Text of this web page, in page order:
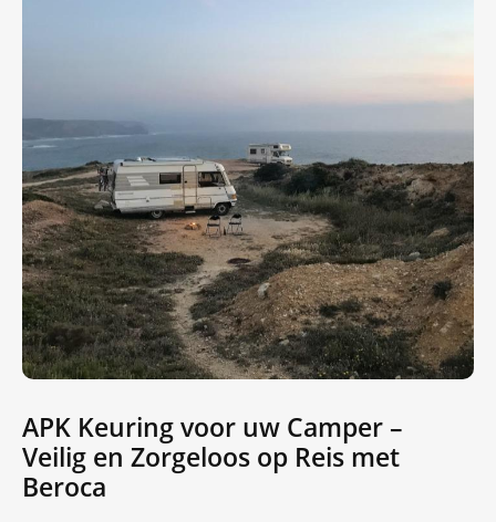
APK Keuring voor uw Camper –
Veilig en Zorgeloos op Reis met
Beroca